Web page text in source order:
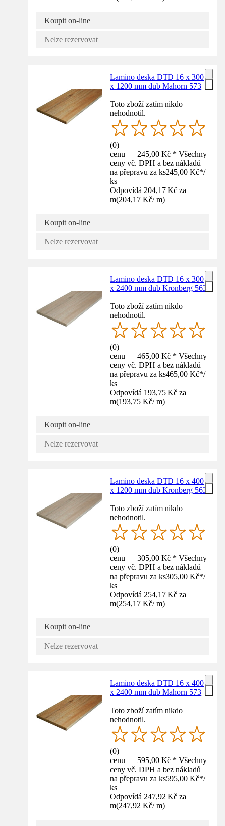
Koupit on-line
Nelze rezervovat
Lamino deska DTD 16 x 300
x 1200 mm dub Mahorn 573
Toto zboží zatím nikdo
nehodnotil.
(0)
cenu — 245,00 Kč * Všechny
ceny vč. DPH a bez nákladů
na přepravu za ks245,00 Kč*/
ks
Odpovídá 204,17 Kč za
m(204,17 Kč/ m)
Koupit on-line
Nelze rezervovat
Lamino deska DTD 16 x 300
x 2400 mm dub Kronberg 563
Toto zboží zatím nikdo
nehodnotil.
(0)
cenu — 465,00 Kč * Všechny
ceny vč. DPH a bez nákladů
na přepravu za ks465,00 Kč*/
ks
Odpovídá 193,75 Kč za
m(193,75 Kč/ m)
Koupit on-line
Nelze rezervovat
Lamino deska DTD 16 x 400
x 1200 mm dub Kronberg 563
Toto zboží zatím nikdo
nehodnotil.
(0)
cenu — 305,00 Kč * Všechny
ceny vč. DPH a bez nákladů
na přepravu za ks305,00 Kč*/
ks
Odpovídá 254,17 Kč za
m(254,17 Kč/ m)
Koupit on-line
Nelze rezervovat
Lamino deska DTD 16 x 400
x 2400 mm dub Mahorn 573
Toto zboží zatím nikdo
nehodnotil.
(0)
cenu — 595,00 Kč * Všechny
ceny vč. DPH a bez nákladů
na přepravu za ks595,00 Kč*/
ks
Odpovídá 247,92 Kč za
m(247,92 Kč/ m)